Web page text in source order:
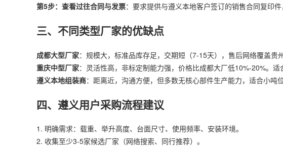
第5步：查看过往合同与发票：要求提供与遵义本地客户签订的销售合同复印件
三、不同类型厂家的优缺点
成都大型厂家：规模大，标准品库存足，交期短（7-15天），售后网络覆盖贵
重庆中型厂家：灵活性高，非标定制能力强，价格比成都大厂低10%-20%。适
遵义本地组装商：距离近，沟通方便，但多数无核心部件生产能力，适合小吨
四、遵义用户采购流程建议
1. 明确需求：载重、举升高度、台面尺寸、使用频率、安装环境。
2. 收集至少3-5家候选厂家（网络搜索、同行推荐）。